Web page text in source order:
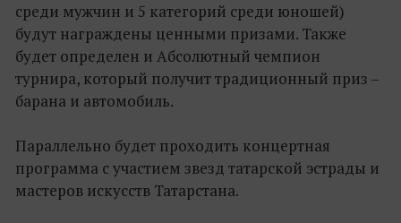
среди мужчин и 5 категорий среди юношей)
будут награждены ценными призами. Также
будет определен и Абсолютный чемпион
турнира, который получит традиционный приз –
барана и автомобиль.
Параллельно будет проходить концертная
программа с участием звезд татарской эстрады и
мастеров искусств Татарстана.